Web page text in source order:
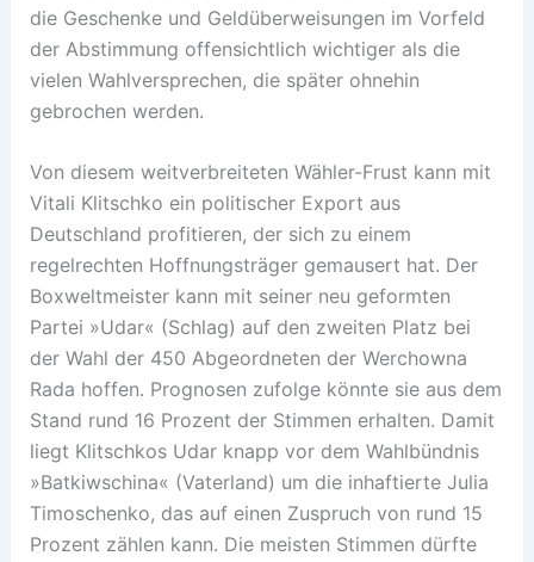
die Geschenke und Geldüberweisungen im Vorfeld
der Abstimmung offensichtlich wichtiger als die
vielen Wahlversprechen, die später ohnehin
gebrochen werden.
Von diesem weitverbreiteten Wähler-Frust kann mit
Vitali Klitschko ein politischer Export aus
Deutschland profitieren, der sich zu einem
regelrechten Hoffnungsträger gemausert hat. Der
Boxweltmeister kann mit seiner neu geformten
Partei »Udar« (Schlag) auf den zweiten Platz bei
der Wahl der 450 Abgeordneten der Werchowna
Rada hoffen. Prognosen zufolge könnte sie aus dem
Stand rund 16 Prozent der Stimmen erhalten. Damit
liegt Klitschkos Udar knapp vor dem Wahlbündnis
»Batkiwschina« (Vaterland) um die inhaftierte Julia
Timoschenko, das auf einen Zuspruch von rund 15
Prozent zählen kann. Die meisten Stimmen dürfte